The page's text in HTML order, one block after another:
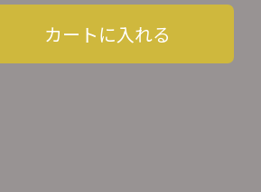
カートに入れる